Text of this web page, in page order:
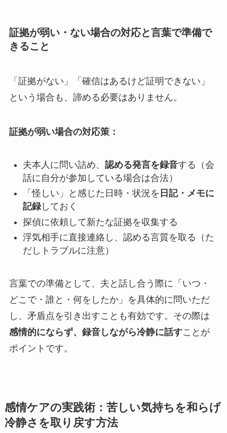
証拠が弱い・ない場合の対応と言葉で準備で
きること
「証拠がない」「確信はあるけど証明できない」
という場合も、諦める必要はありません。
証拠が弱い場合の対応策：
夫本人に問い詰め、 認める発言を録音する（会
話に自分が参加している場合は合法）
「怪しい」と感じた日時・状況を 日記・メモに
記録しておく
探偵に依頼して新たな証拠を収集する
浮気相手に直接連絡し、認める言質を取る（た
だしトラブルに注意）
言葉での準備として、夫と話し合う際に「いつ・
どこで・誰と・何をしたか」を具体的に問いただ
し、矛盾点を引き出すことも有効です。その際は
感情的にならず、録音しながら冷静に話すことが
ポイントです。
感情ケアの実践術：苦しい気持ちを和らげ
冷静さを取り戻す方法